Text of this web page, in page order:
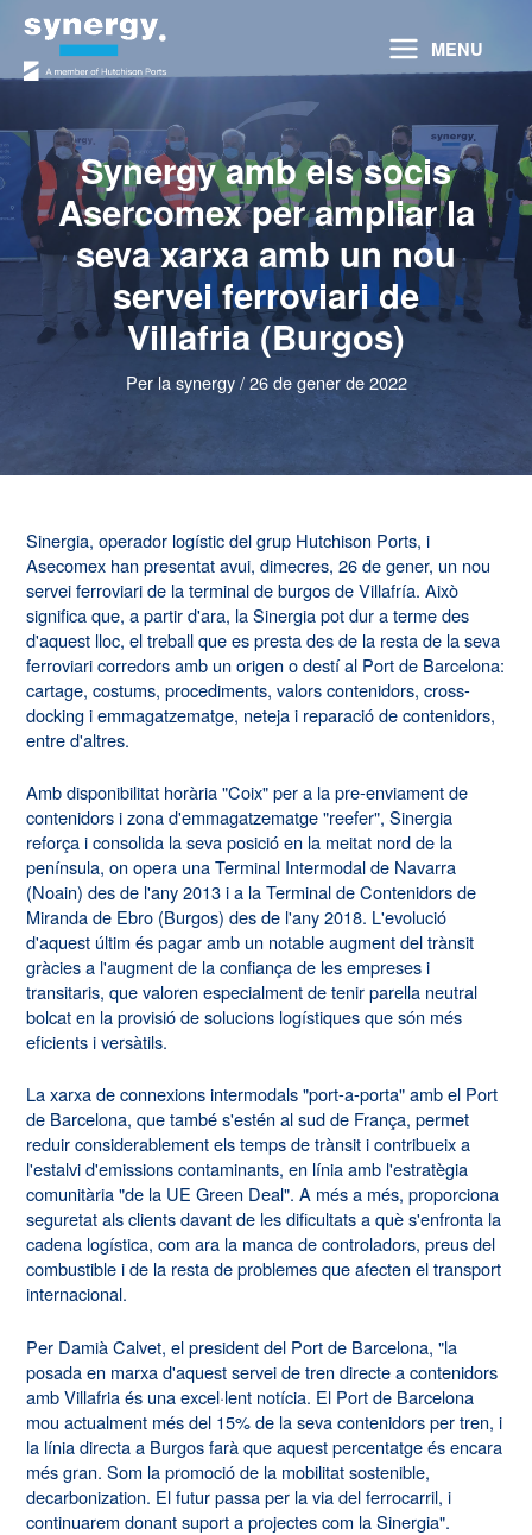
contingut
MENU
Synergy amb els socis
Asercomex per ampliar la
seva xarxa amb un nou
servei ferroviari de
Villafria (Burgos)
Per la synergy/26 de gener de 2022
Sinergia, operador logístic del grup Hutchison Ports, i
Asecomex han presentat avui, dimecres, 26 de gener, un nou
servei ferroviari de la terminal de burgos de Villafría. Això
significa que, a partir d'ara, la Sinergia pot dur a terme des
d'aquest lloc, el treball que es presta des de la resta de la seva
ferroviari corredors amb un origen o destí al Port de Barcelona:
cartage, costums, procediments, valors contenidors, cross-
docking i emmagatzematge, neteja i reparació de contenidors,
entre d'altres.
Amb disponibilitat horària "Coix" per a la pre-enviament de
contenidors i zona d'emmagatzematge "reefer", Sinergia
reforça i consolida la seva posició en la meitat nord de la
península, on opera una Terminal Intermodal de Navarra
(Noain) des de l'any 2013 i a la Terminal de Contenidors de
Miranda de Ebro (Burgos) des de l'any 2018. L'evolució
d'aquest últim és pagar amb un notable augment del trànsit
gràcies a l'augment de la confiança de les empreses i
transitaris, que valoren especialment de tenir parella neutral
bolcat en la provisió de solucions logístiques que són més
eficients i versàtils.
La xarxa de connexions intermodals "port-a-porta" amb el Port
de Barcelona, que també s'estén al sud de França, permet
reduir considerablement els temps de trànsit i contribueix a
l'estalvi d'emissions contaminants, en línia amb l'estratègia
comunitària "de la UE Green Deal". A més a més, proporciona
seguretat als clients davant de les dificultats a què s'enfronta la
cadena logística, com ara la manca de controladors, preus del
combustible i de la resta de problemes que afecten el transport
internacional.
Per Damià Calvet, el president del Port de Barcelona, "la
posada en marxa d'aquest servei de tren directe a contenidors
amb Villafria és una excel·lent notícia. El Port de Barcelona
mou actualment més del 15% de la seva contenidors per tren, i
la línia directa a Burgos farà que aquest percentatge és encara
més gran. Som la promoció de la mobilitat sostenible,
decarbonization. El futur passa per la via del ferrocarril, i
continuarem donant suport a projectes com la Sinergia".